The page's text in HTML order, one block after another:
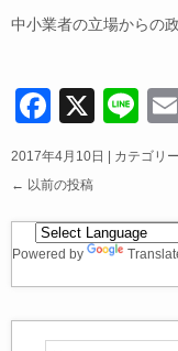
中小業者の立場からの
F
a
c
e
b
o
o
X
Li
n
2017年4月10日 | カテゴリ
← 以前の投稿
Powered by